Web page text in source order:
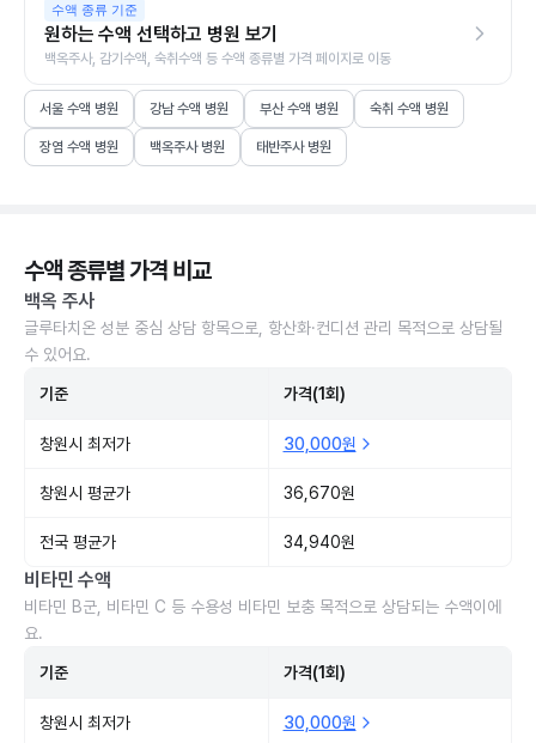
수액 종류 기준
원하는 수액 선택하고 병원 보기
백옥주사, 감기수액, 숙취수액 등 수액 종류별 가격 페이지로 이동
서울 수액 병원 강남 수액 병원 부산 수액 병원 숙취 수액 병원
장염 수액 병원 백옥주사 병원 태반주사 병원
수액 종류별 가격 비교
백옥 주사
글루타치온 성분 중심 상담 항목으로, 항산화·컨디션 관리 목적으로 상담될
수 있어요.
기준 가격(1회)
창원시 최저가 30,000원
창원시 평균가 36,670원
전국 평균가 34,940원
비타민 수액
비타민 B군, 비타민 C 등 수용성 비타민 보충 목적으로 상담되는 수액이에
요.
기준 가격(1회)
창원시 최저가 30,000원